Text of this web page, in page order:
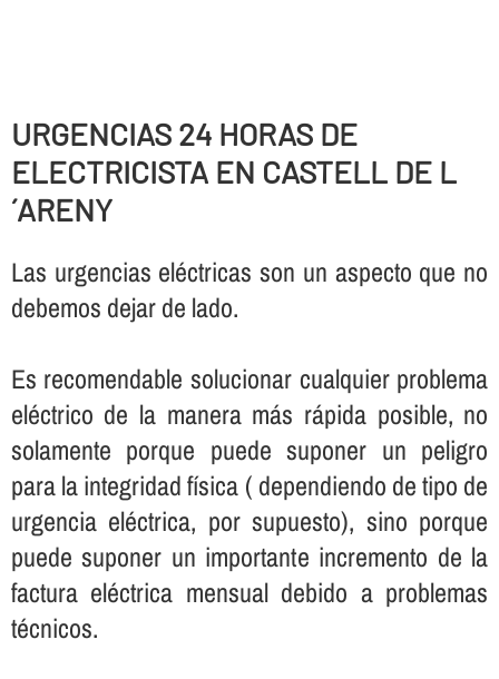
URGENCIAS 24 HORAS DE
ELECTRICISTA EN CASTELL DE L
´ARENY
Las urgencias eléctricas son un aspecto que no
debemos dejar de lado.
Es recomendable solucionar cualquier problema
eléctrico de la manera más rápida posible, no
solamente porque puede suponer un peligro
para la integridad fí­sica ( dependiendo de tipo de
urgencia eléctrica, por supuesto), sino porque
puede suponer un importante incremento de la
factura eléctrica mensual debido a problemas
técnicos.